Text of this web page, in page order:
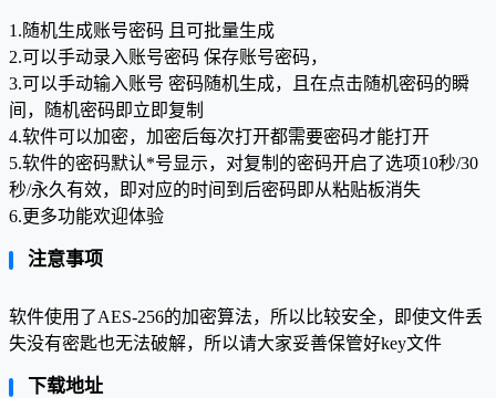
1.随机生成账号密码 且可批量生成
2.可以手动录入账号密码 保存账号密码，
3.可以手动输入账号 密码随机生成，且在点击随机密码的瞬
间，随机密码即立即复制
4.软件可以加密，加密后每次打开都需要密码才能打开
5.软件的密码默认*号显示，对复制的密码开启了选项10秒/30
秒/永久有效，即对应的时间到后密码即从粘贴板消失
6.更多功能欢迎体验
注意事项
软件使用了AES-256的加密算法，所以比较安全，即使文件丢
失没有密匙也无法破解，所以请大家妥善保管好key文件
下载地址